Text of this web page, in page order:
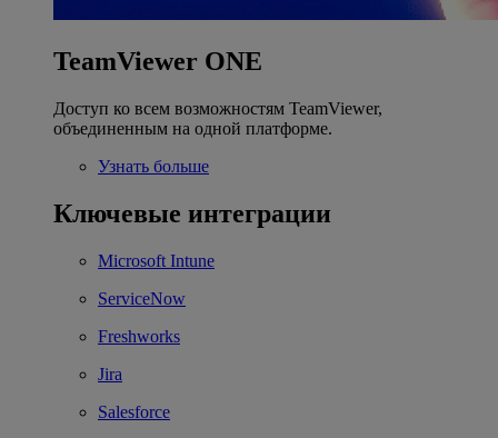
TeamViewer ONE
Доступ ко всем возможностям TeamViewer,
объединенным на одной платформе.
Узнать больше
Ключевые интеграции
Microsoft Intune
ServiceNow
Freshworks
Jira
Salesforce